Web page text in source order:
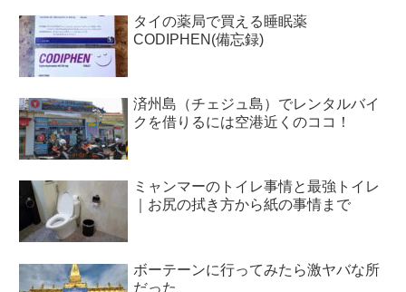
タイの薬局で買える睡眠薬
CODIPHEN(備忘録)
済州島（チェジュ島）でレンタルバイ
クを借りるには空港近くのココ！
ミャンマーのトイレ事情と最強トイレ
｜お尻の拭き方から紙の事情まで
ボーテーンに行ってみたら激ヤバな所
だった